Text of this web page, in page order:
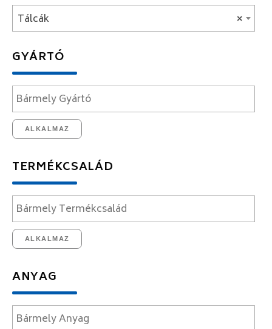
×
Tálcák
GYÁRTÓ
ALKALMAZ
TERMÉKCSALÁD
ALKALMAZ
ANYAG